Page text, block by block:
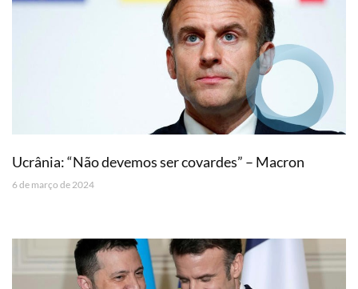
Ucrânia: “Não devemos ser covardes” – Macron
6 de março de 2024